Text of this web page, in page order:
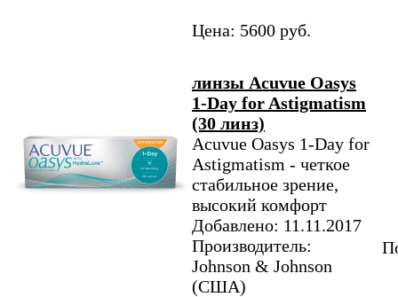
Цена: 5600 руб.
линзы Acuvue Oasys
1-Day for Astigmatism
(30 линз)
Acuvue Oasys 1-Day for
Astigmatism - четкое
стабильное зрение,
высокий комфорт
Добавлено: 11.11.2017
Производитель:
Johnson & Johnson
(США)